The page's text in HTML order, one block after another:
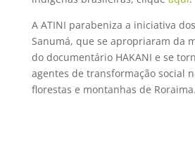
A ATINI parabeniza a iniciativa
Sanumá, que se apropriaram da
do documentário HAKANI e se
agentes de transformação social
florestas e montanhas de Roraima.